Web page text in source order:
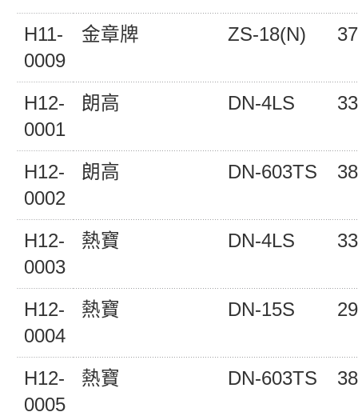
H11-
0009
金章牌 ZS-18(N) 37
H12-
0001
朗高 DN-4LS 33
H12-
0002
朗高 DN-603TS 38
H12-
0003
熱寶 DN-4LS 33
H12-
0004
熱寶 DN-15S 29
H12-
0005
熱寶 DN-603TS 38